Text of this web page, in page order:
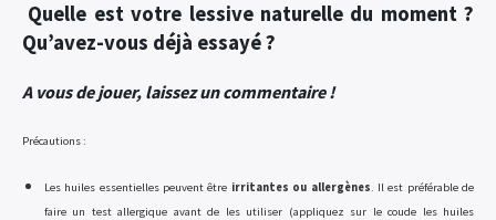
Quelle est votre lessive naturelle du moment ?
Qu’avez-vous déjà essayé ?
A vous de jouer, laissez un commentaire !
Précautions :
Les huiles essentielles peuvent être irritantes ou allergènes. Il est préférable de
faire un test allergique avant de les utiliser (appliquez sur le coude les huiles